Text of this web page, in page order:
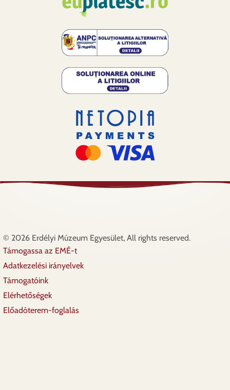
© 2026 Erdélyi Múzeum Egyesület, All rights reserved.
Lábléc
Támogassa az EMÉ-t
Adatkezelési irányelvek
Támogatóink
Elérhetőségek
Előadóterem-foglalás